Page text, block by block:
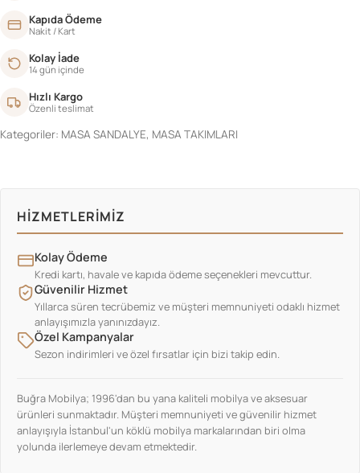
Kapıda Ödeme
Nakit / Kart
Kolay İade
14 gün içinde
Hızlı Kargo
Özenli teslimat
Kategoriler: MASA SANDALYE, MASA TAKIMLARI
HIZMETLERIMIZ
Kolay Ödeme
Kredi kartı, havale ve kapıda ödeme seçenekleri mevcuttur.
Güvenilir Hizmet
Yıllarca süren tecrübemiz ve müşteri memnuniyeti odaklı hizmet
anlayışımızla yanınızdayız.
Özel Kampanyalar
Sezon indirimleri ve özel fırsatlar için bizi takip edin.
Buğra Mobilya; 1996'dan bu yana kaliteli mobilya ve aksesuar
ürünleri sunmaktadır. Müşteri memnuniyeti ve güvenilir hizmet
anlayışıyla İstanbul'un köklü mobilya markalarından biri olma
yolunda ilerlemeye devam etmektedir.